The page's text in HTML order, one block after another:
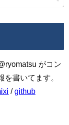
がコン
書いてます。
/github